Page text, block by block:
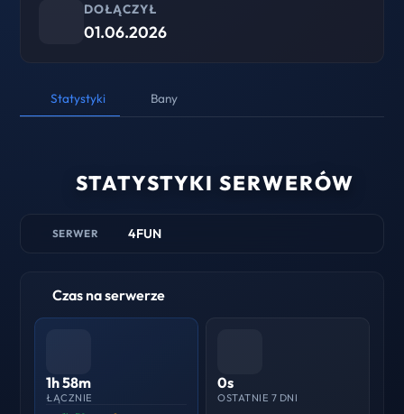
DOŁĄCZYŁ
01.06.2026
Statystyki Bany
STATYSTYKI SERWERÓW
SERWER 4FUN
Czas na serwerze
1h 58m
ŁĄCZNIE
0s
OSTATNIE 7 DNI